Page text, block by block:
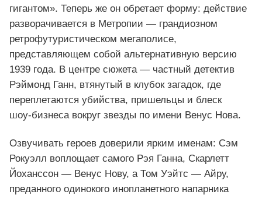
гигантом». Теперь же он обретает форму: действие
разворачивается в Метропии — грандиозном
ретрофутуристическом мегаполисе,
представляющем собой альтернативную версию
1939 года. В центре сюжета — частный детектив
Рэймонд Ганн, втянутый в клубок загадок, где
переплетаются убийства, пришельцы и блеск
шоу‑бизнеса вокруг звезды по имени Венус Нова.
Озвучивать героев доверили ярким именам: Сэм
Рокуэлл воплощает самого Рэя Ганна, Скарлетт
Йоханссон — Венус Нову, а Том Уэйтс — Айру,
преданного одинокого инопланетного напарника